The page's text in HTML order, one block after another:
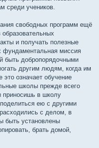
среди учеников.
свободных программ ещё
и получать полезные
фундаментальная миссия
быть добропорядочными
другим людям, когда им
означает обучение
школы прежде всего
приносишь в школу
ею с другими
с делом, в
быть установлены
брать домой,